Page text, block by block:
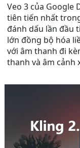
Veo 3 của Google
tiên tiến nhất
đánh dấu lần đầu
lớn đồng bộ hóa
với âm thanh đi
thanh và âm cảnh